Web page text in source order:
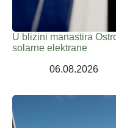
U blizini manastira
solarne elektrane
06.08.2026